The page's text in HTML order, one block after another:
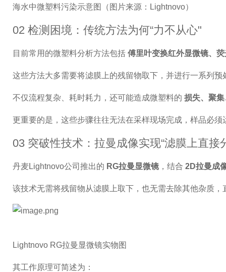
海水中微塑料污染示意图（图片来源：Lightnovo）
02 检测困境：传统方法为何“力不从心"
目前常用的微塑料分析方法包括 傅里叶变换红外显微镜、
这些方法大多需要将滤膜上的残留物取下，并进行一系列
不仅流程复杂、耗时耗力，还可能造成微塑料的 损失、聚
更重要的是，这些步骤往往无法在采样现场完成，样品必
03 突破性技术：拉曼成像实现“滤膜上直接
丹麦Lightnovo公司推出的 RG拉曼显微镜 ，结合 2D拉曼成
该技术无需将残留物从滤膜上取下，也无需去除其他杂质
Lightnovo RG拉曼显微镜实物图
其工作原理可简述为：